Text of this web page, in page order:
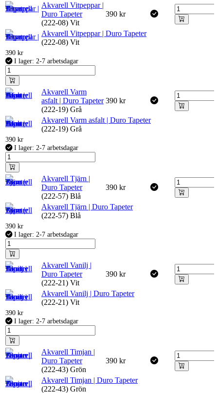
Akvarell Vitpeppar |
Duro Tapeter
(222-08) Vit
390 kr
Akvarell Vitpeppar | Duro Tapeter
(222-08) Vit
390 kr
I lager: 2-7 arbetsdagar
Akvarell Varm
asfalt | Duro Tapeter
(222-19) Grå
390 kr
Akvarell Varm asfalt | Duro Tapeter
(222-19) Grå
390 kr
I lager: 2-7 arbetsdagar
Akvarell Tjärn |
Duro Tapeter
(222-57) Blå
390 kr
Akvarell Tjärn | Duro Tapeter
(222-57) Blå
390 kr
I lager: 2-7 arbetsdagar
Akvarell Vanilj |
Duro Tapeter
(222-21) Vit
390 kr
Akvarell Vanilj | Duro Tapeter
(222-21) Vit
390 kr
I lager: 2-7 arbetsdagar
Akvarell Timjan |
Duro Tapeter
(222-43) Grön
390 kr
Akvarell Timjan | Duro Tapeter
(222-43) Grön